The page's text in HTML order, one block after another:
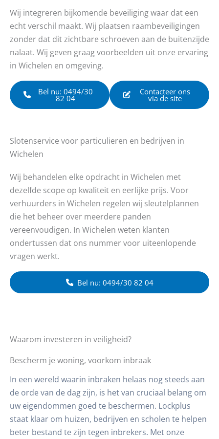
Wij integreren bijkomende beveiliging waar dat een
echt verschil maakt. Wij plaatsen raambeveiligingen
zonder dat dit zichtbare schroeven aan de buitenzijde
nalaat. Wij geven graag voorbeelden uit onze ervaring
in Wichelen en omgeving.
Bel nu: 0494/30
82 04
Contacteer ons
via de site
Slotenservice voor particulieren en bedrijven in
Wichelen
Wij behandelen elke opdracht in Wichelen met
dezelfde scope op kwaliteit en eerlijke prijs. Voor
verhuurders in Wichelen regelen wij sleutelplannen
die het beheer over meerdere panden
vereenvoudigen. In Wichelen weten klanten
ondertussen dat ons nummer voor uiteenlopende
vragen werkt.
Bel nu: 0494/30 82 04
Waarom investeren in veiligheid?
Bescherm je woning, voorkom inbraak
In een wereld waarin inbraken helaas nog steeds aan
de orde van de dag zijn, is het van cruciaal belang om
uw eigendommen goed te beschermen. Lockplus
staat klaar om huizen, bedrijven en scholen te helpen
beter bestand te zijn tegen inbrekers. Met onze